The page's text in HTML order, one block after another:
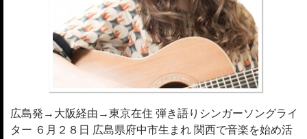
広島発→大阪経由→東京在住 弾き語りシンガーソングライ
ター ６月２８日 広島県府中市生まれ 関西で音楽を始め活